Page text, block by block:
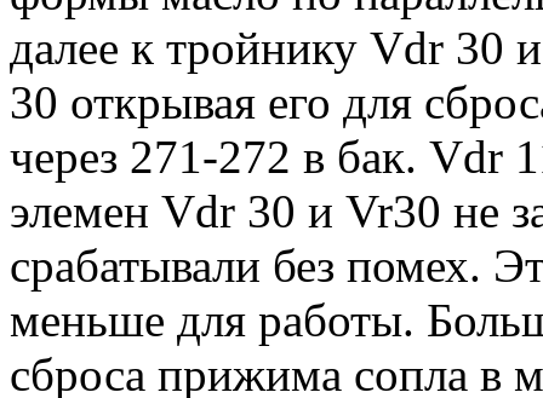
далее к тройнику Vdr
30 открывая его для
через 271-272 в бак. Vdr
элемен Vdr 30 и Vr30 не
срабатывали без помех.
меньше для работы.
сброса прижима сопла в